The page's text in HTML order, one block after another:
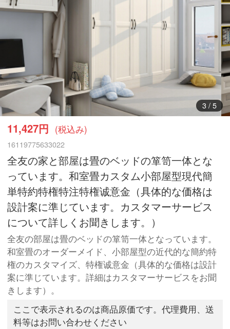
3/ 5
11,427円 (税込み)
16119775633022
全友の家と部屋は畳のベッドの箪笥一体とな
っています。和室畳カスタム小部屋型現代簡
単特約特権特注特権诚意金（具体的な価格は
設計案に準じています。カスタマーサービス
について詳しくお聞きします。）
全友の部屋は畳のベッドの箪笥一体となっています。
和室畳のオーダーメイド、小部屋型の近代的な簡約特
権のカスタマイズ、特権诚意金（具体的な価格は設計
案に準じています。詳細はカスタマーサービスをお聞
きします）。
ここで表示されるのは商品原価です。代理費用、送
料等はお問い合わせください